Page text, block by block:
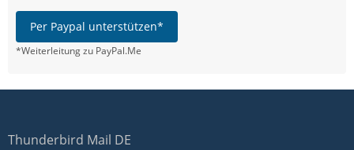
Per Paypal unterstützen*
*Weiterleitung zu PayPal.Me
Thunderbird Mail DE